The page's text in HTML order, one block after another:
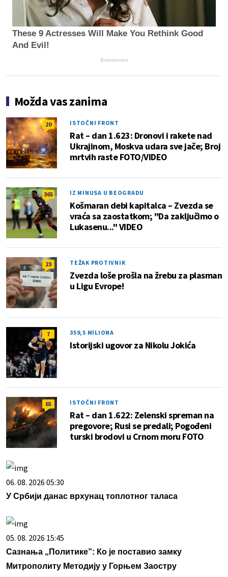
These 9 Actresses Will Make You Rethink Good
And Evil!
Brainberries
Možda vas zanima
20 ISTOČNI FRONT
Rat – dan 1.623: Dronovi i rakete nad
Ukrajinom, Moskva udara sve jače; Broj
mrtvih raste FOTO/VIDEO
365 IZ MINUSA U BEOGRADU
Košmaran debi kapitalca – Zvezda se
vraća sa zaostatkom; "Da zaključimo o
Lukasenu..." VIDEO
23 TEŽAK PROTIVNIK
Zvezda loše prošla na žrebu za plasman
u Ligu Evrope!
7 359,5 MILIONA
Istorijski ugovor za Nikolu Jokića
65 ISTOČNI FRONT
Rat – dan 1.622: Zelenski spreman na
pregovore; Rusi se predali; Pogođeni
turski brodovi u Crnom moru FOTO
06. 08. 2026 05:30
У Србији данас врхунац топлотног таласа
05. 08. 2026 15:45
Сазнања „Политике”: Ко је поставио замку
Митрополиту Методију у Горњем Заостру